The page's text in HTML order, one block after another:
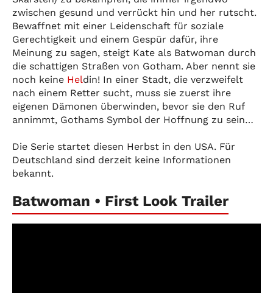
zwischen gesund und verrückt hin und her rutscht.
Bewaffnet mit einer Leidenschaft für soziale
Gerechtigkeit und einem Gespür dafür, ihre
Meinung zu sagen, steigt Kate als Batwoman durch
die schattigen Straßen von Gotham. Aber nennt sie
noch keine Heldin! In einer Stadt, die verzweifelt
nach einem Retter sucht, muss sie zuerst ihre
eigenen Dämonen überwinden, bevor sie den Ruf
annimmt, Gothams Symbol der Hoffnung zu sein…
Die Serie startet diesen Herbst in den USA. Für
Deutschland sind derzeit keine Informationen
bekannt.
Batwoman • First Look Trailer